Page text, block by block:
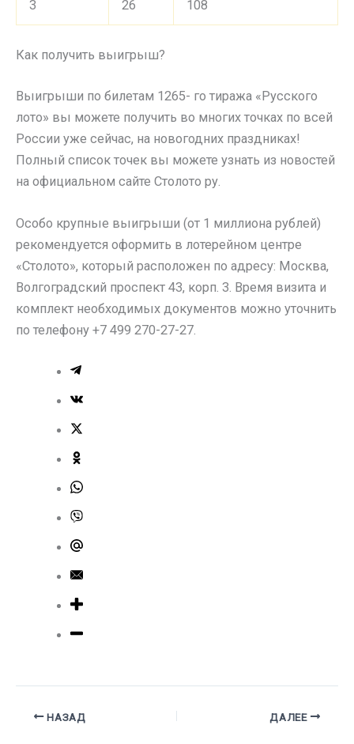
3 26 108
Как получить выигрыш?
Выигрыши по билетам 1265- го тиража «Русского
лото» вы можете получить во многих точках по всей
России уже сейчас, на новогодних праздниках!
Полный список точек вы можете узнать из новостей
на официальном сайте Столото ру.
Особо крупные выигрыши (от 1 миллиона рублей)
рекомендуется оформить в лотерейном центре
«Столото», который расположен по адресу: Москва,
Волгоградский проспект 43, корп. 3. Время визита и
комплект необходимых документов можно уточнить
по телефону +7 499 270-27-27.
НАЗАД ДАЛЕЕ